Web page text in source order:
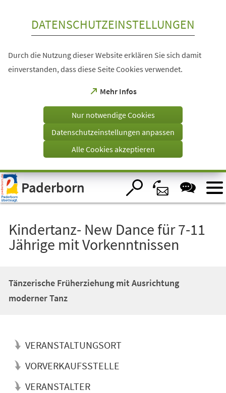
Visuelle
Assistenzsoftware
öffnen.
DATENSCHUTZEINSTELLUNGEN
Durch die Nutzung dieser Website erklären Sie sich damit
einverstanden, dass diese Seite Cookies verwendet.
Mehr Infos
(Öffnet
einem
Tab)
Nur notwendige Cookies
Datenschutzeinstellungen anpassen
Alle Cookies akzeptieren
Paderborn
Kindertanz- New Dance für 7-11
Jährige mit Vorkenntnissen
Tänzerische Früherziehung mit Ausrichtung
moderner Tanz
VERANSTALTUNGSORT
VORVERKAUFSSTELLE
VERANSTALTER